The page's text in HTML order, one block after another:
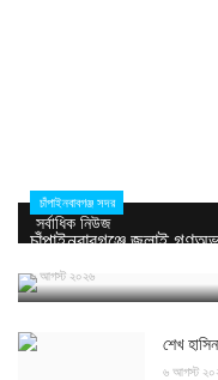
সর্বাধিক নিউজ
চাঁপাইনবাবগঞ্জ সদর
চাঁপাইনবাবগঞ্জে জুলাই
৬ আগস্ট ২০২৬
শেখ
৬ আগস্ট